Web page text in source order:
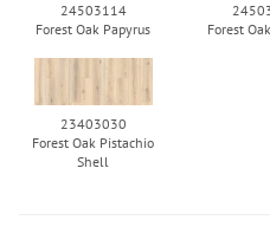
24503114
Forest Oak Papyrus
Forest
23403030
Forest Oak Pistachio
Shell